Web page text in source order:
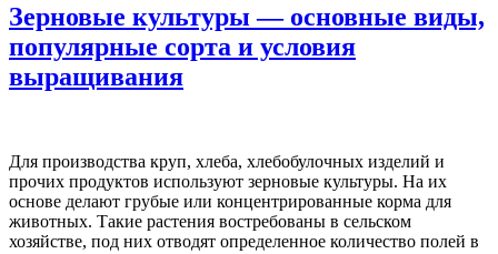
Зерновые культуры — основные виды,
популярные сорта и условия
выращивания
Для производства круп, хлеба, хлебобулочных изделий и
прочих продуктов используют зерновые культуры. На их
основе делают грубые или концентрированные корма для
животных. Такие растения востребованы в сельском
хозяйстве, под них отводят определенное количество полей в